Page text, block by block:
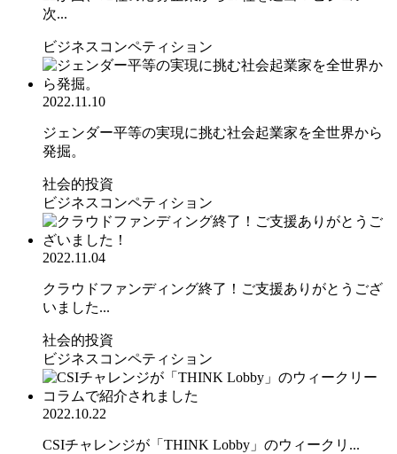
次...
ビジネスコンペティション
2022.11.10
ジェンダー平等の実現に挑む社会起業家を全世界から
発掘。
社会的投資
ビジネスコンペティション
2022.11.04
クラウドファンディング終了！ご支援ありがとうござ
いました...
社会的投資
ビジネスコンペティション
2022.10.22
CSIチャレンジが「THINK Lobby」のウィークリ...